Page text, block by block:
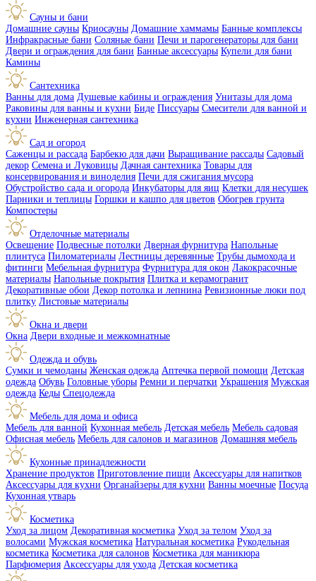
Сауны и бани
Домашние сауны Криосауны Домашние хаммамы Банные комплексы
Инфракрасные бани Соляные бани Печи и парогенераторы для бани
Двери и ограждения для бани Банные аксессуары Купели для бани
Камины
Сантехника
Ванны для дома Душевые кабины и ограждения Унитазы для дома
Раковины для ванны и кухни Биде Писсуары Смесители для ванной и
кухни Инженерная сантехника
Сад и огород
Саженцы и рассада Барбекю для дачи Выращивание рассады Садовый
декор Семена и Луковицы Дачная сантехника Товары для
консервирования и виноделия Печи для сжигания мусора
Обустройство сада и огорода Инкубаторы для яиц Клетки для несушек
Парники и теплицы Горшки и кашпо для цветов Обогрев грунта
Компостеры
Отделочные материалы
Освещение Подвесные потолки Дверная фурнитура Напольные
плинтуса Пиломатериалы Лестницы деревянные Трубы дымохода и
фитинги Мебельная фурнитура Фурнитура для окон Лакокрасочные
материалы Напольные покрытия Плитка и керамогранит
Декоративные обои Декор потолка и лепнина Ревизионные люки под
плитку Листовые материалы
Окна и двери
Окна Двери входные и межкомнатные
Одежда и обувь
Сумки и чемоданы Женская одежда Аптечка первой помощи Детская
одежда Обувь Головные уборы Ремни и перчатки Украшения Мужская
одежда Кеды Спецодежда
Мебель для дома и офиса
Мебель для ванной Кухонная мебель Детская мебель Мебель садовая
Офисная мебель Мебель для салонов и магазинов Домашняя мебель
Кухонные принадлежности
Хранение продуктов Приготовление пищи Аксессуары для напитков
Аксессуары для кухни Органайзеры для кухни Ванны моечные Посуда
Кухонная утварь
Косметика
Уход за лицом Декоративная косметика Уход за телом Уход за
волосами Мужская косметика Натуральная косметика Рукодельная
косметика Косметика для салонов Косметика для маникюра
Парфюмерия Аксессуары для ухода Детская косметика